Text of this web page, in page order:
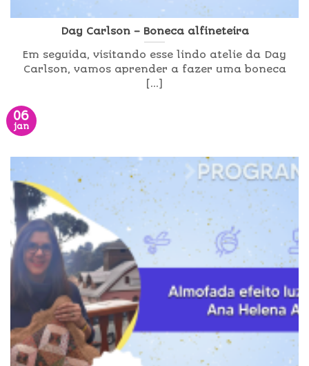
Day Carlson – Boneca alfineteira
Em seguida, visitando esse lindo atelie da Day
Carlson, vamos aprender a fazer uma boneca
[...]
06
jan